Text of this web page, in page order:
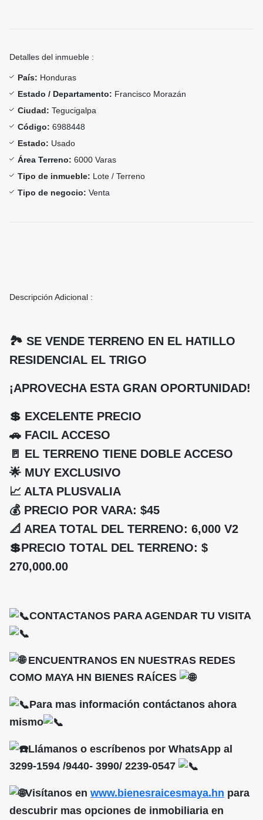
Detalles del inmueble :
País: Honduras
Estado / Departamento: Francisco Morazán
Ciudad: Tegucigalpa
Código: 6988448
Estado: Usado
Área Terreno: 6000 Varas
Tipo de inmueble: Lote / Terreno
Tipo de negocio: Venta
Descripción Adicional :
🏞️ SE VENDE TERRENO EN EL HATILLO
RESIDENCIAL EL TRIGO
¡APROVECHA ESTA GRAN OPORTUNIDAD!
💲 EXCELENTE PRECIO
🚗 FACIL ACCESO
🚪 EL TERRENO TIENE DOBLE ACCESO
🌟 MUY EXCLUSIVO
📈 ALTA PLUSVALIA
💰 PRECIO POR VARA: $45
📐 AREA TOTAL DEL TERRENO: 6,000 V2
💲PRECIO TOTAL DEL TERRENO: $
270,000.00
CONTACTANOS PARA AGENDAR TU VISITA
ENCUENTRANOS EN NUESTRAS REDES
COMO MAYA HN BIENES RAÍCES
Para mas información contáctanos ahora
mismo
Llámanos o escríbenos por WhatsApp al
3299-1594 /9440- 3990/ 2239-0547
Visítanos en www.bienesraicesmaya.hn para
descubrir mas opciones de inmobiliaria en